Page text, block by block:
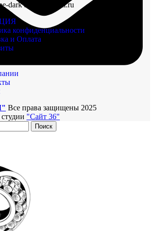
arinval@mail.ru
конфиденциальности
и Оплата
Все права защищены 2025
"Сайт 36"
Поиск